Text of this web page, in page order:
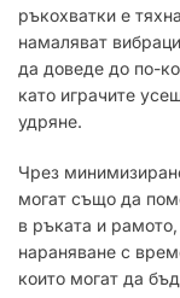
ръкохватки е
намаляват
да доведе до по-
като играчите
удряне.
Чрез
могат също да
в ръката и
нараняване с
които могат да